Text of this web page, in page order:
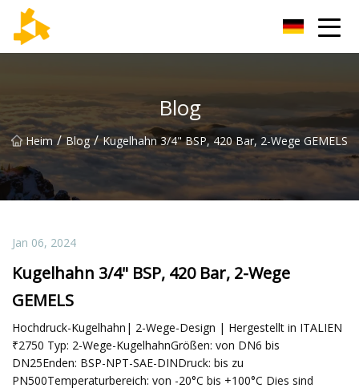
Blog
Heim / Blog / Kugelhahn 3/4" BSP, 420 Bar, 2-Wege GEMELS
Jan 06, 2024
Kugelhahn 3/4" BSP, 420 Bar, 2-Wege
GEMELS
Hochdruck-Kugelhahn| 2-Wege-Design | Hergestellt in ITALIEN
₹2750 Typ: 2-Wege-KugelhahnGrößen: von DN6 bis
DN25Enden: BSP-NPT-SAE-DINDruck: bis zu
PN500Temperaturbereich: von -20°C bis +100°C Dies sind